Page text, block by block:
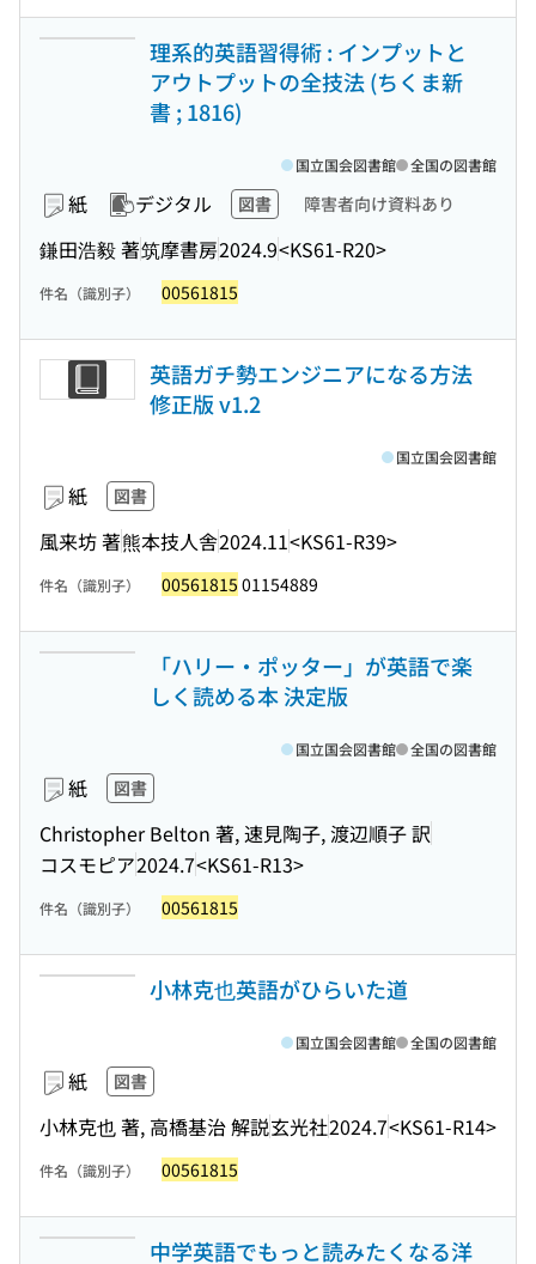
理系的英語習得術 : インプットと
アウトプットの全技法 (ちくま新
書 ; 1816)
紙 デジタル 図書 障害者向け資料あり
鎌田浩毅 著筑摩書房2024.9<KS61-R20>
国立国会図書館 全国の図書館
件名（識別子） 00561815
英語ガチ勢エンジニアになる方法
修正版 v1.2
紙 図書
風来坊 著熊本技人舎2024.11<KS61-R39>
国立国会図書館
件名（識別子） 00561815 01154889
「ハリー・ポッター」が英語で楽
しく読める本 決定版
紙 図書
Christopher Belton 著, 速見陶子, 渡辺順子 訳
コスモピア2024.7<KS61-R13>
国立国会図書館 全国の図書館
件名（識別子） 00561815
小林克也英語がひらいた道
紙 図書
小林克也 著, 高橋基治 解説玄光社2024.7<KS61-R14>
国立国会図書館 全国の図書館
件名（識別子） 00561815
中学英語でもっと読みたくなる洋